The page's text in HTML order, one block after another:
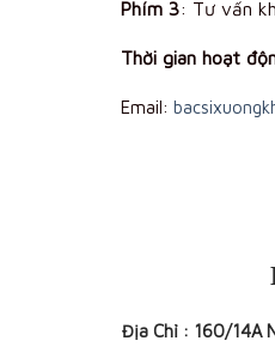
Phím 3: Tư vấn
Thời gian hoạt
Email:
Địa Chỉ : 160/14A